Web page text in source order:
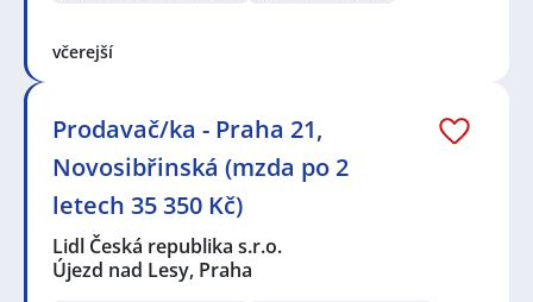
včerejší
Prodavač/ka - Praha 21,
Novosibřinská (mzda po 2
letech 35 350 Kč)
Lidl Česká republika s.r.o.
Újezd nad Lesy, Praha